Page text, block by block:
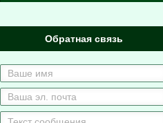
Обратная связь